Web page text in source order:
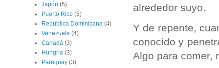
alrededor suyo.
Y de repente,
conocido y
Algo para comer,
Japón (5)
Puerto Rico (5)
República Dominicana (4)
Venezuela (4)
Canadá (3)
Hungría (3)
Paraguay (3)